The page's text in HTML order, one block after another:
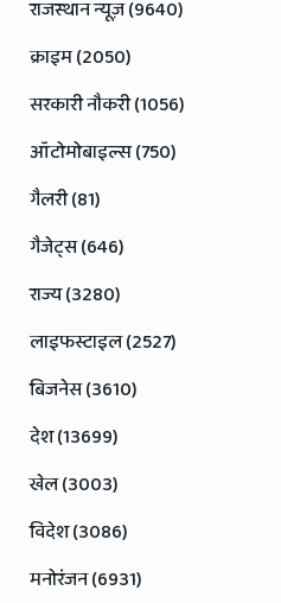
राजस्थान न्यूज़ (9640)
क्राइम (2050)
सरकारी नौकरी (1056)
ऑटोमोबाइल्स (750)
गैलरी (81)
गैजेट्स (646)
राज्य (3280)
लाइफस्टाइल (2527)
बिजनेस (3610)
देश (13699)
खेल (3003)
विदेश (3086)
मनोरंजन (6931)